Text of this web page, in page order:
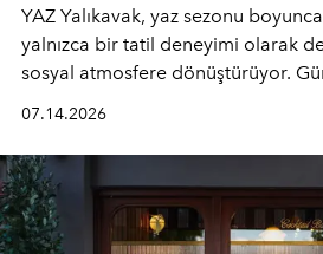
YAZ Yalıkavak, yaz sezonu
yalnızca bir tatil deneyimi olarak
sosyal atmosfere dönüştürüyor.
mutfağını modern dokunuşlarla
tematik gastronomi geceleri
Paylaşıma, lezzete ve müziğe
akşamlar, YAZ’ın sade lüks
07.14.2026